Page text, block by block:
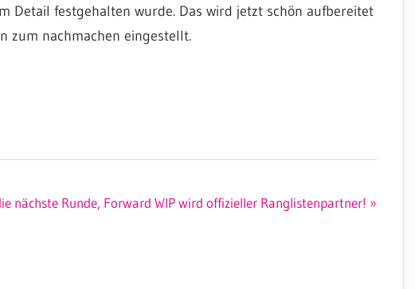
Detail festgehalten wurde. Das wird jetzt schön aufbereitet
zum nachmachen eingestellt.
nächste Runde, Forward WIP wird offizieller Ranglistenpartner!